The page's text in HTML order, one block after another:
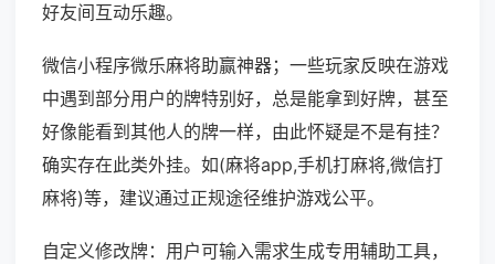
好友间互动乐趣。
微信小程序微乐麻将助赢神器；一些玩家反映在游戏
中遇到部分用户的牌特别好，总是能拿到好牌，甚至
好像能看到其他人的牌一样，由此怀疑是不是有挂？
确实存在此类外挂。如(麻将app,手机打麻将,微信打
麻将)等，建议通过正规途径维护游戏公平。
自定义修改牌：用户可输入需求生成专用辅助工具，